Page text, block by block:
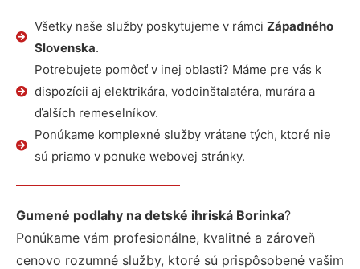
Všetky naše služby poskytujeme v rámci Západného
Slovenska.
Potrebujete pomôcť v inej oblasti? Máme pre vás k
dispozícii aj elektrikára, vodoinštalatéra, murára a
ďalších remeselníkov.
Ponúkame komplexné služby vrátane tých, ktoré nie
sú priamo v ponuke webovej stránky.
Gumené podlahy na detské ihriská Borinka?
Ponúkame vám profesionálne, kvalitné a zároveň
cenovo rozumné služby, ktoré sú prispôsobené vašim